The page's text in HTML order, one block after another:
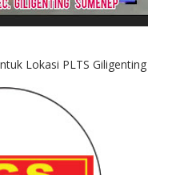
Lokasi PLTS Giligenting